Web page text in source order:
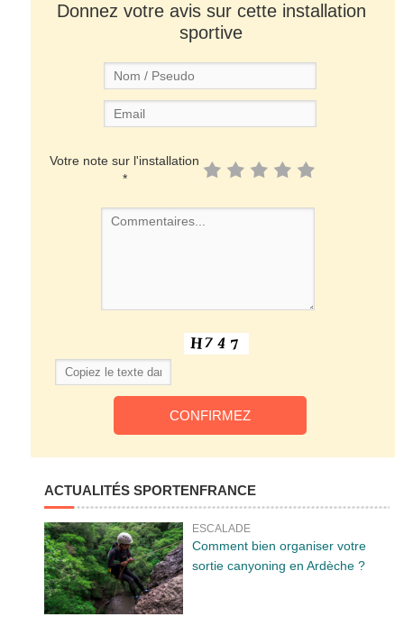
Donnez votre avis sur cette installation
sportive
Votre note sur l'installation
*
ACTUALITÉS SPORTENFRANCE
ESCALADE
Comment bien organiser votre
sortie canyoning en Ardèche ?